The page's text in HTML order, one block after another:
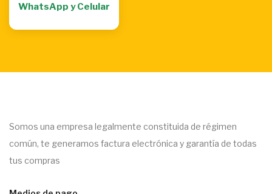
WhatsApp y Celular
Somos una empresa legalmente constituida de régimen
común, te generamos factura electrónica y garantía de todas
tus compras